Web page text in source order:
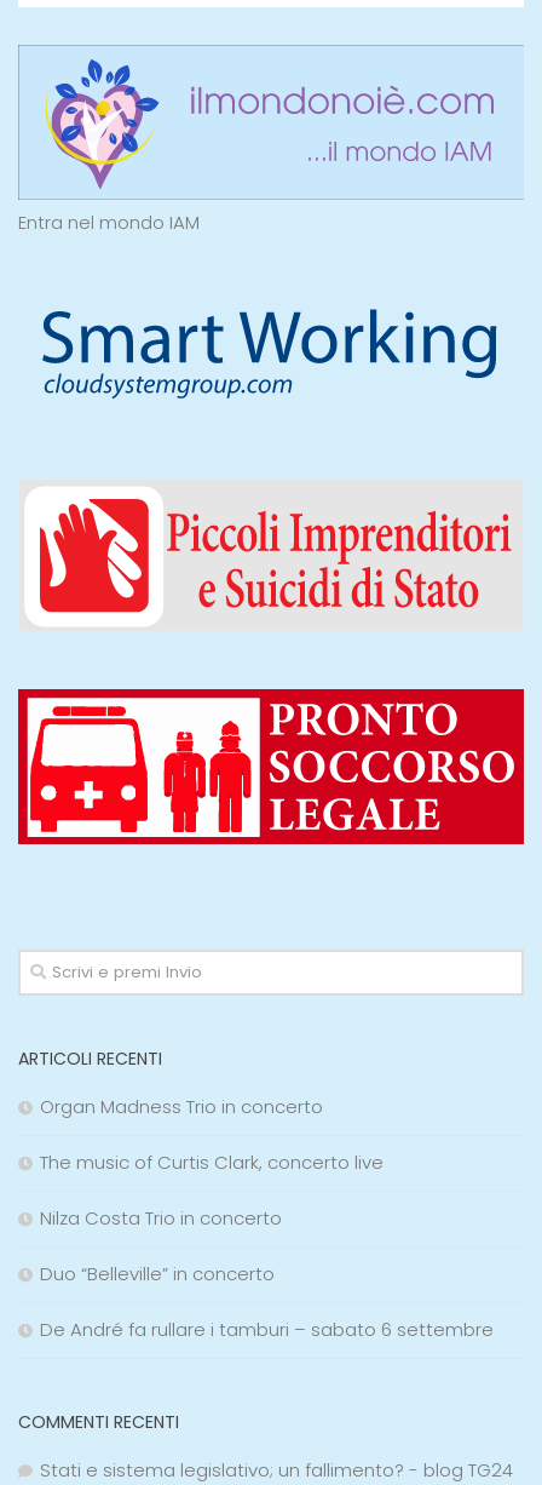
Entra nel mondo IAM
ARTICOLI RECENTI
Organ Madness Trio in concerto
The music of Curtis Clark, concerto live
Nilza Costa Trio in concerto
Duo “Belleville” in concerto
De André fa rullare i tamburi – sabato 6 settembre
COMMENTI RECENTI
Stati e sistema legislativo; un fallimento? - blog TG24